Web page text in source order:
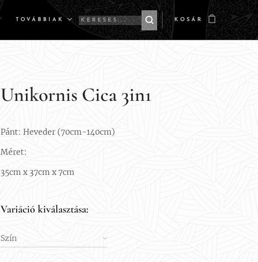
TOVÁBBIAK KOSÁR
Unikornis Cica 3in1
Pánt: Heveder (70cm-140cm)
Méret:
35cm x 37cm x 7cm
Variáció kiválasztása:
Szín